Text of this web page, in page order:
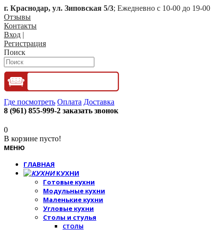
г. Краснодар, ул. Зиповская 5/3; Ежедневно с 10-00 до 19-00
Отзывы
Контакты
Вход |
Регистрация
Поиск
Где посмотреть Оплата Доставка
8 (961) 855-999-2 заказать звонок
0
В корзине пусто!
МЕНЮ
ГЛАВНАЯ
КУХНИ
Готовые кухни
Модульные кухни
Маленькие кухни
Угловые кухни
Столы и стулья
СТОЛЫ